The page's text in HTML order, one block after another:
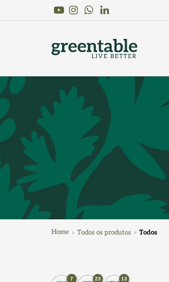
YoutubeInstagramWhatsApp
Linkedin
Home Todos os produtos Todos
7 23 13